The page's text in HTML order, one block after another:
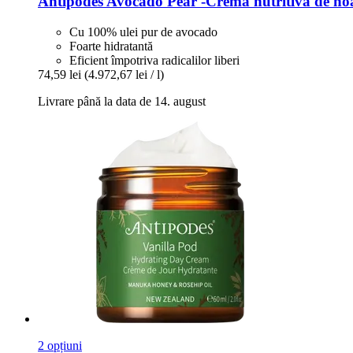
Cu 100% ulei pur de avocado
Foarte hidratantă
Eficient împotriva radicalilor liberi
74,59 lei (4.972,67 lei / l)
Livrare până la data de 14. august
2 opțiuni